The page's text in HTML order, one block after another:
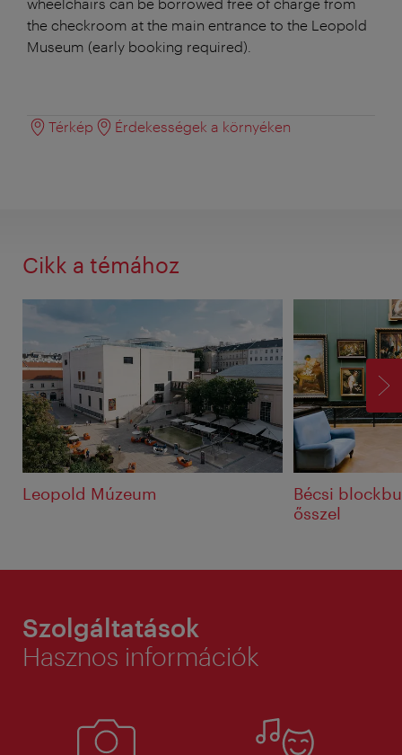
the checkroom at the main entrance to the Leopold
Museum (early booking required).
Térkép Érdekességek a környéken
Cikk a témához
Leopold Múzeum
Bécsi
ősszel
Szolgáltatások
Hasznos információk